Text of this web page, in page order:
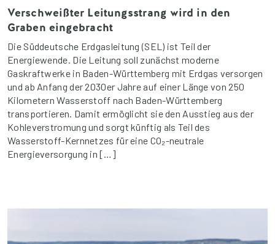
Verschweißter Leitungsstrang wird in den
Graben eingebracht
Die Süddeutsche Erdgasleitung (SEL) ist Teil der
Energiewende. Die Leitung soll zunächst moderne
Gaskraftwerke in Baden-Württemberg mit Erdgas versorgen
und ab Anfang der 2030er Jahre auf einer Länge von 250
Kilometern Wasserstoff nach Baden-Württemberg
transportieren. Damit ermöglicht sie den Ausstieg aus der
Kohleverstromung und sorgt künftig als Teil des
Wasserstoff-Kernnetzes für eine CO₂-neutrale
Energieversorgung in […]